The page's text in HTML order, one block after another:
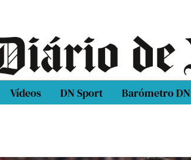
Vídeos DN Sport Barómetro